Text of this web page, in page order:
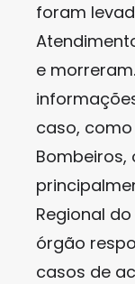
foram
e
caso,
Bombeiros,
Regional
órgão
casos de